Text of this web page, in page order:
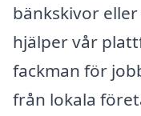
bänkskivor
hjälper vår
fackman för
från lokala